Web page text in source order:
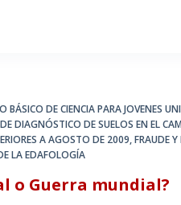
BÁSICO DE CIENCIA PARA JOVENES
DIAGNÓSTICO DE SUELOS EN EL
A AGOSTO DE 2009,FRAUDE
LA EDAFOLOGÍA
o Guerra mundial?